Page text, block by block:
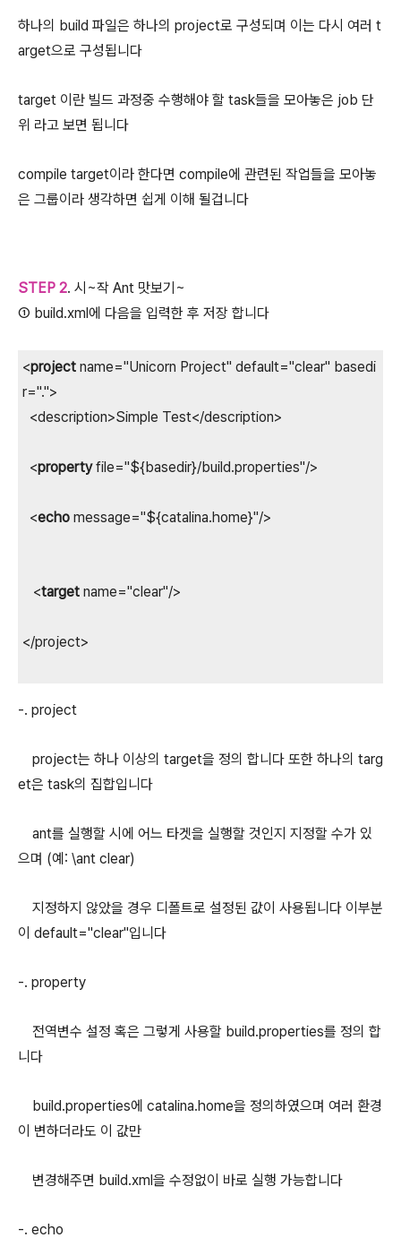
하나의 build 파일은 하나의 project로 구성되며 이는 다시 여러 t
arget으로 구성됩니다
target 이란 빌드 과정중 수행해야 할 task들을 모아놓은 job 단
위 라고 보면 됩니다
compile target이라 한다면 compile에 관련된 작업들을 모아놓
은 그룹이라 생각하면 쉽게 이해 될겁니다
STEP 2. 시~작 Ant 맛보기~
① build.xml에 다음을 입력한 후 저장 합니다
<project name="Unicorn Project" default="clear" basedi
r=".">
<description>Simple Test</description>
<propertyfile="${basedir}/build.properties"/>
<echo message="${catalina.home}"/>
<target name="clear"/>
</project>
-. project
project는 하나 이상의 target을 정의 합니다 또한 하나의 targ
et은 task의 집합입니다
ant를 실행할 시에 어느 타겟을 실행할 것인지 지정할 수가 있
으며 (예: \ant clear)
지정하지 않았을 경우 디폴트로 설정된 값이 사용됩니다 이부분
이 default="clear"입니다
-. property
전역변수 설정 혹은 그렇게 사용할 build.properties를 정의 합
니다
build.properties에 catalina.home을 정의하였으며 여러 환경
이 변하더라도 이 값만
변경해주면 build.xml을 수정없이 바로 실행 가능합니다
-. echo